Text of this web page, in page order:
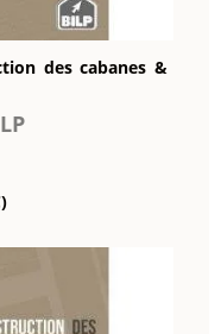
des cabanes &